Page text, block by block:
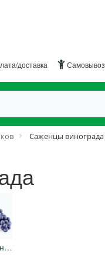
доставка Самовывоз
Саженцы винограда
Ультраранний